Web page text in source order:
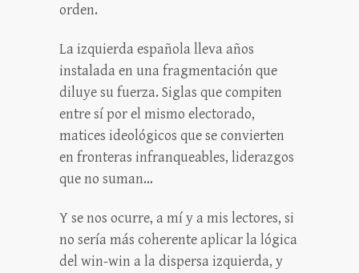
orden.
La izquierda española lleva años
instalada en una fragmentación que
diluye su fuerza. Siglas que compiten
entre sí por el mismo electorado,
matices ideológicos que se convierten
en fronteras infranqueables, liderazgos
que no suman…
Y se nos ocurre, a mí y a mis lectores, si
no sería más coherente aplicar la lógica
del win-win a la dispersa izquierda, y